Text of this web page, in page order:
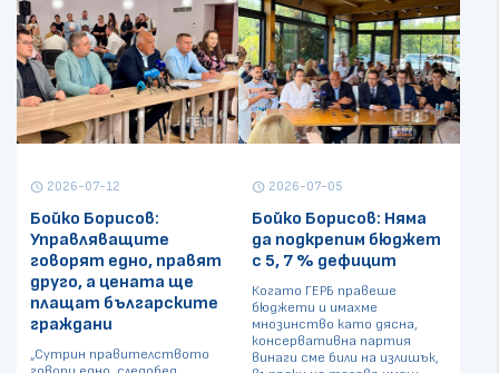
schedule 2026-07-12
Бойко Борисов:
Управляващите
говорят едно, правят
друго, а цената ще
плащат българските
граждани
„Сутрин правителството
schedule 2026-07-05
Бойко Борисов: Няма
да подкрепим бюджет
с 5, 7 % дефицит
Когато ГЕРБ правеше
бюджети и имахме
мнозинство като дясна,
консервативна партия
винаги сме били на излишък,